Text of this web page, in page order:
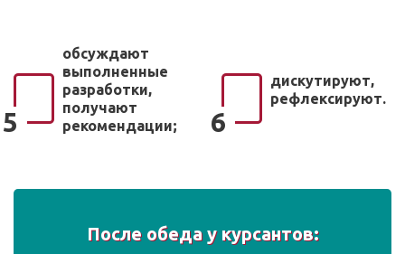
5
обсуждают
выполненные
разработки,
получают
рекомендации;
6
дискутируют,
рефлексируют.
После обеда у курсантов: